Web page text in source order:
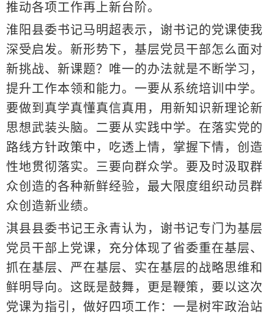
推动各项工作再上新台阶。
淮阳县委书记马明超表示，谢书记的党课使我
深受启发。新形势下，基层党员干部怎么面对
新挑战、新课题？唯一的办法就是不断学习，
提升工作本领和能力。一要从系统培训中学。
要做到真学真懂真信真用，用新知识新理论新
思想武装头脑。二要从实践中学。在落实党的
路线方针政策中，吃透上情，掌握下情，创造
性地贯彻落实。三要向群众学。要及时汲取群
众创造的各种新鲜经验，最大限度组织动员群
众创造新业绩。
淇县县委书记王永青认为，谢书记专门为基层
党员干部上党课，充分体现了省委重在基层、
抓在基层、严在基层、实在基层的战略思维和
鲜明导向。这既是鼓舞，更是鞭策，要以这次
党课为指引，做好四项工作：一是树牢政治站